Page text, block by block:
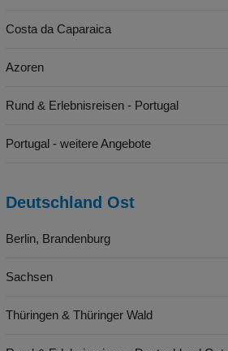
Costa da Caparaica
Azoren
Rund & Erlebnisreisen - Portugal
Portugal - weitere Angebote
Deutschland Ost
Berlin, Brandenburg
Sachsen
Thüringen & Thüringer Wald